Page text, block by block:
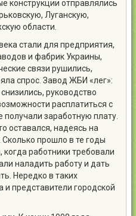
конструкции отправлялись
Луганскую,
области.
стали для предприятия,
и фабрик Украины,
связи рушились,
спрос. Завод ЖБИ «лег»:
руководство
расплатиться с
заработную плату.
оставался, надеясь на
прошло в те годы
работники требовали
наладить работу и дать
Нередко в таких
и представители городской